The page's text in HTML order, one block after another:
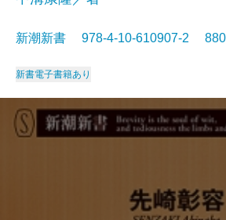
新潮新書 978-4-10-610907-2
新書電子書籍あり